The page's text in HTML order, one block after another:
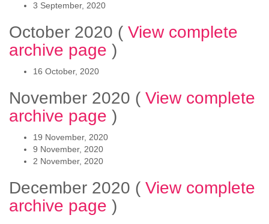
3 September, 2020
October 2020 ( View complete
archive page )
16 October, 2020
November 2020 ( View complete
archive page )
19 November, 2020
9 November, 2020
2 November, 2020
December 2020 ( View complete
archive page )